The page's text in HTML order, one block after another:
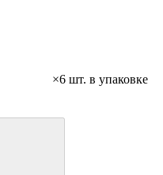
×6 шт. в упаковке